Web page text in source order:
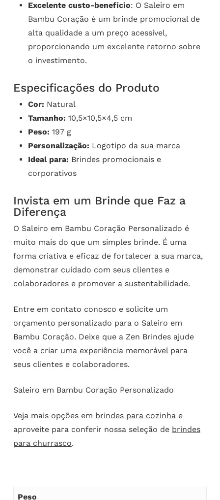
Excelente custo-benefício: O Saleiro em
Bambu Coração é um brinde promocional de
alta qualidade a um preço acessível,
proporcionando um excelente retorno sobre
o investimento.
Especificações do Produto
Cor: Natural
Tamanho: 10,5×10,5×4,5 cm
Peso: 197 g
Personalização: Logotipo da sua marca
Ideal para: Brindes promocionais e
corporativos
Invista em um Brinde que Faz a
Diferença
O Saleiro em Bambu Coração Personalizado é
muito mais do que um simples brinde. É uma
forma criativa e eficaz de fortalecer a sua marca,
demonstrar cuidado com seus clientes e
colaboradores e promover a sustentabilidade.
Entre em contato conosco e solicite um
orçamento personalizado para o Saleiro em
Bambu Coração. Deixe que a Zen Brindes ajude
você a criar uma experiência memorável para
seus clientes e colaboradores.
Saleiro em Bambu Coração Personalizado
Veja mais opções em brindes para cozinhae
aproveite para conferir nossa seleção de brindes
para churrasco.
Peso